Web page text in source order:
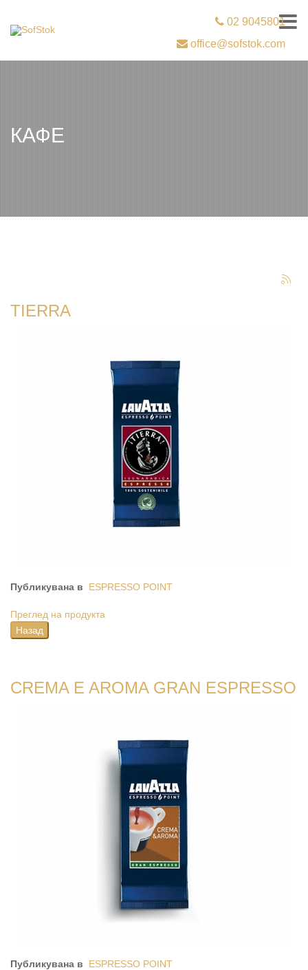
02 9045801
office@sofstok.com
КАФЕ
TIERRA
Публикувана в ESPRESSO POINT
Преглед на продукта
CREMA E AROMA GRAN ESPRESSO
Публикувана в ESPRESSO POINT